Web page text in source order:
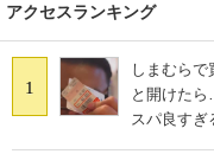
アクセスランキング
1
しまむらで
と開けた
スパ良すぎ